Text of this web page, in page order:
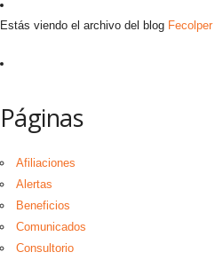
Estás viendo el archivo del blog Fecolper
Páginas
Afiliaciones
Alertas
Beneficios
Comunicados
Consultorio